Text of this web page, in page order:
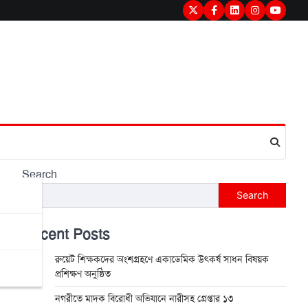
TwitterFacebook
LinkedInInstagram
Search
Search
Recent Posts
রুয়েট শিক্ষকদের অংশগ্রহণে একাডেমিক উৎকর্ষ সাধন বিষয়ক
প্রশিক্ষণ অনুষ্ঠিত
নগরীতে মাদক বিরোধী অভিযানে নারীসহ গ্রেপ্তার ১৩